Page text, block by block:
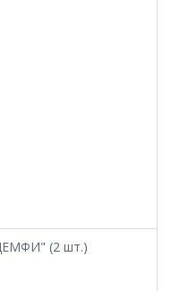
(2 шт.)